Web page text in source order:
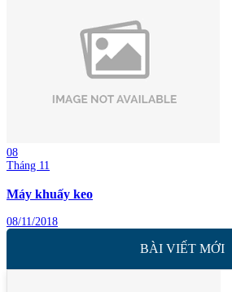
08
Tháng 11
Máy khuấy keo
08/11/2018
BÀI VIẾT MỚI